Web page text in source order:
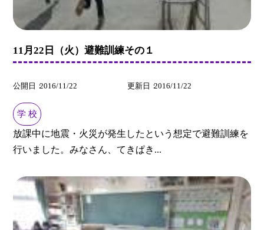
11月22日（火）避難訓練その１
公開日 2016/11/22 更新日 2016/11/22
学 校
放課中に地震・火災が発生したという想定で避難訓練を
行いました。みなさん、てきぱき...